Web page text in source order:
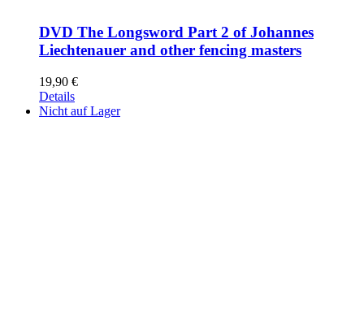
DVD The Longsword Part 2 of Johannes
Liechtenauer and other fencing masters
19,90 €
Details
Nicht auf Lager